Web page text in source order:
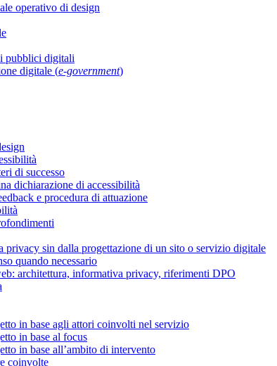
operativo di design
pubblici digitali
digitale (e-government)
di successo
dichiarazione di accessibilità
e procedura di attuazione
privacy sin dalla progettazione di un sito o servizio digitale
quando necessario
architettura, informativa privacy, riferimenti DPO
in base agli attori coinvolti nel servizio
in base al focus
in base all’ambito di intervento
coinvolte